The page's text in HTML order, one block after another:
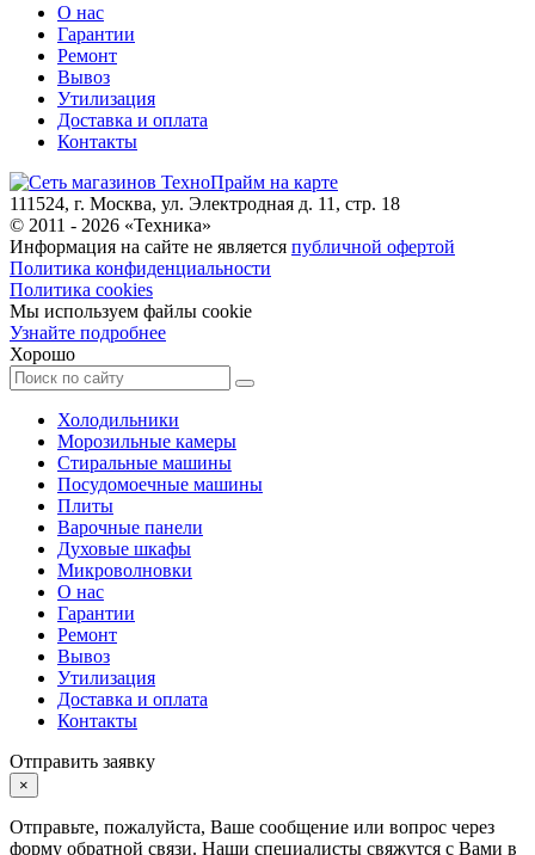
О нас
Гарантии
Ремонт
Вывоз
Утилизация
Доставка и оплата
Контакты
111524, г. Москва, ул. Электродная д. 11, стр. 18
© 2011 - 2026 «Техника»
Информация на сайте не является публичной офертой
Политика конфиденциальности
Политика cookies
Мы используем файлы cookie
Узнайте подробнее
Хорошо
Холодильники
Морозильные камеры
Стиральные машины
Посудомоечные машины
Плиты
Варочные панели
Духовые шкафы
Микроволновки
О нас
Гарантии
Ремонт
Вывоз
Утилизация
Доставка и оплата
Контакты
Отправить заявку
×
Отправьте, пожалуйста, Ваше сообщение или вопрос через
форму обратной связи. Наши специалисты свяжутся с Вами в